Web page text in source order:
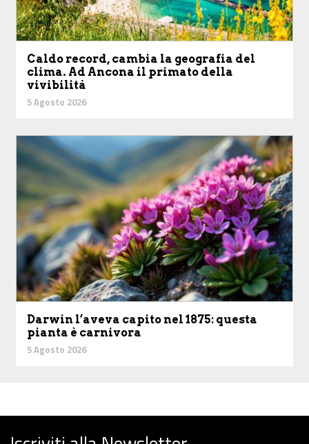
Caldo record, cambia la geografia del
clima. Ad Ancona il primato della
vivibilità
5 Agosto 2026
Darwin l’aveva capito nel 1875: questa
pianta è carnivora
5 Agosto 2026